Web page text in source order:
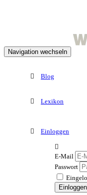
Navigation wechseln
Blog
Lexikon
Einloggen
E-Mail
Passwort
Einloggen